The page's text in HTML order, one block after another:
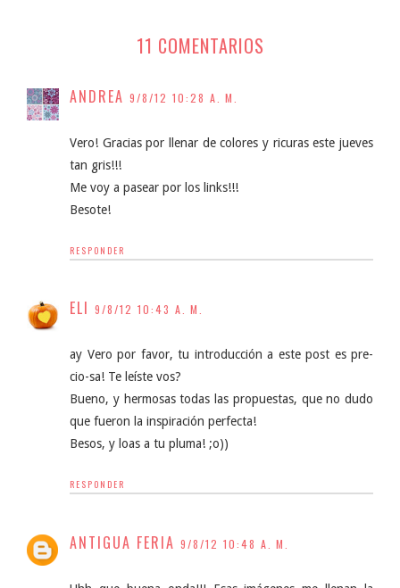
11 COMENTARIOS
ANDREA 9/8/12 10:28 A. M.
Vero! Gracias por llenar de colores y ricuras este jueves
tan gris!!!
Me voy a pasear por los links!!!
Besote!
RESPONDER
ELI 9/8/12 10:43 A. M.
ay Vero por favor, tu introducción a este post es pre-
cio-sa! Te leíste vos?
Bueno, y hermosas todas las propuestas, que no dudo
que fueron la inspiración perfecta!
Besos, y loas a tu pluma! ;o))
RESPONDER
ANTIGUA FERIA 9/8/12 10:48 A. M.